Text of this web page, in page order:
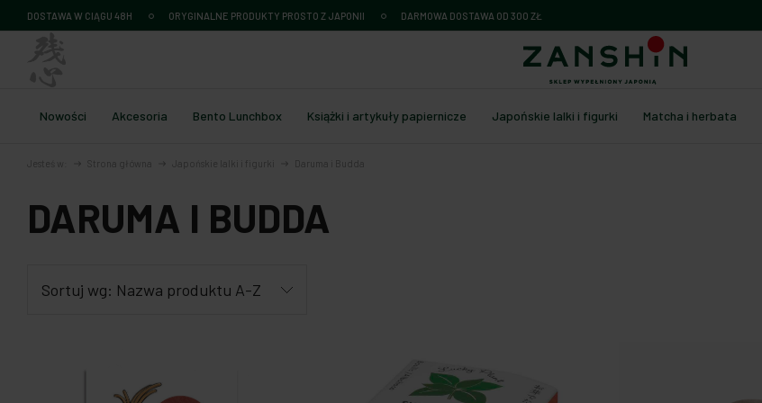
DOSTAWA W CIĄGU 48H ORYGINALNE PRODUKTY PROSTO Z JAPONII DARMOWA DOSTAWA OD 300 ZŁ
Nowości Akcesoria Bento Lunchbox Książki i artykuły papiernicze Japońskie lalki i figurki Matcha i herbata
Jesteś w: Strona główna Japońskie lalki i figurki Daruma i Budda
DARUMA I BUDDA
Sortuj wg: Nazwa produktu A-Z